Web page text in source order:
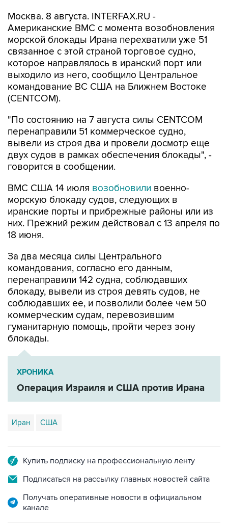
морской блокады Ирана перехватили уже 51
связанное с этой страной торговое судно,
которое направлялось в иранский порт или
выходило из него, сообщило Центральное
командование ВС США на Ближнем Востоке
(CENTCOM).
"По состоянию на 7 августа силы CENTCOM
вывели из строя два и провели досмотр еще
двух судов в рамках обеспечения блокады", -
говорится в сообщении.
ВМС США 14 июлявозобновили
иранские порты и прибрежные районы или из
них. Прежний режим действовал с 13 апреля по
18 июня.
За два месяца силы Центрального
перенаправили 142 судна, соблюдавших
блокаду, вывели из строя девять судов, не
соблюдавших ее, и позволили более чем 50
коммерческим судам, перевозившим
гуманитарную помощь, пройти через зону
блокады.
ХРОНИКА
Операция Израиля и США против Ирана
Иран США
Подписаться на рассылку главных новостей сайта
Получать оперативные новости в официальном